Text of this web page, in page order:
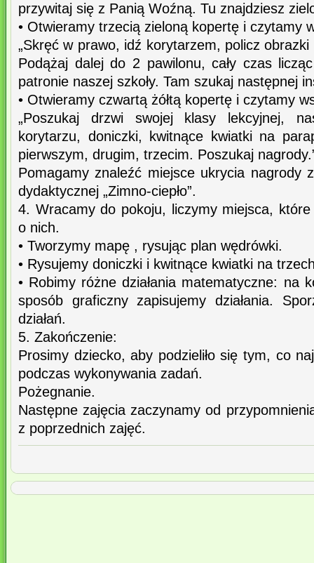
przywitaj się z Panią Woźną. Tu znajdziesz
• Otwieramy trzecią zieloną kopertę i czytamy
„Skręć w prawo, idź korytarzem, policz
Podążaj dalej do 2 pawilonu, cały czas
patronie naszej szkoły. Tam szukaj następnej
• Otwieramy czwartą żółtą kopertę i czytamy
„Poszukaj drzwi swojej klasy lekcyjnej,
korytarzu, doniczki, kwitnące kwiatki na
pierwszym, drugim, trzecim. Poszukaj
Pomagamy znaleźć miejsce ukrycia nagrody
dydaktycznej „Zimno-ciepło”.
4. Wracamy do pokoju, liczymy miejsca,
o nich.
• Tworzymy mapę , rysując plan wędrówki.
• Rysujemy doniczki i kwitnące kwiatki na
• Robimy różne działania matematyczne: na
sposób graficzny zapisujemy działania.
działań.
5. Zakończenie:
Prosimy dziecko, aby podzieliło się tym, co
podczas wykonywania zadań.
Pożegnanie.
Następne zajęcia zaczynamy od
z poprzednich zajęć.